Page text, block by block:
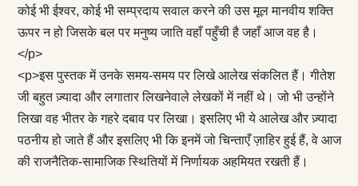
कोई भी ईश्वर, कोई भी सम्प्रदाय सवाल करने की उस मूल मानवीय शक्ति
ऊपर न हो जिसके बल पर मनुष्य जाति वहाँ पहुँची है जहाँ आज वह है।
</p>
<p>इस पुस्तक में उनके समय-समय पर लिखे आलेख संकलित हैं। गीतेश
जी बहुत ज़्यादा और लगातार लिखनेवाले लेखकों में नहीं थे। जो भी उन्होंने
लिखा वह भीतर के गहरे दबाव पर लिखा। इसलिए भी ये आलेख और ज़्यादा
पठनीय हो जाते हैं और इसलिए भी कि इनमें जो चिन्ताएँ ज़ाहिर हुई हैं, वे आज
की राजनैतिक-सामाजिक स्थितियों में निर्णायक अहमियत रखती हैं।